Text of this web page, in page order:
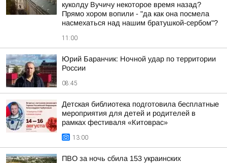
куколду Вучичу некоторое время назад?
Прямо хором вопили - "да как она посмела
насмехаться над нашим братушкой-сербом"?
11:00
Юрий Баранчик: Ночной удар по территории
России
08:45
Детская библиотека подготовила бесплатные
мероприятия для детей и родителей в
рамках фестиваля «Китоврас»
13:00
ПВО за ночь сбила 153 украинских